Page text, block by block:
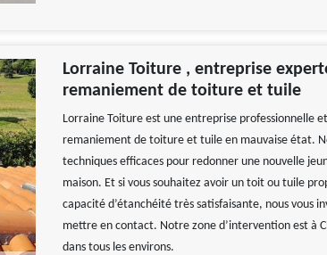
Lorraine Toiture , entreprise
remaniement de toiture et tuile
Lorraine Toiture est une entreprise professionnelle
remaniement de toiture et tuile en mauvaise état.
techniques efficaces pour redonner une nouvelle
maison. Et si vous souhaitez avoir un toit ou tuile
capacité d’étanchéité très satisfaisante, nous vous
mettre en contact. Notre zone d’intervention est à
dans tous les environs.